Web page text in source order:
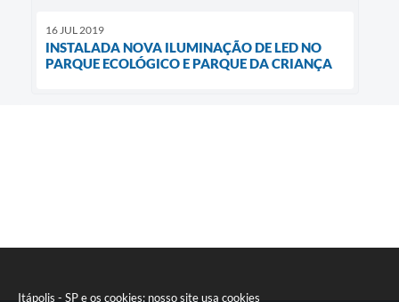
Itápolis - SP e os cookies: nosso site usa cookies
16 JUL 2019
INSTALADA NOVA ILUMINAÇÃO DE LED NO
PARQUE ECOLÓGICO E PARQUE DA CRIANÇA